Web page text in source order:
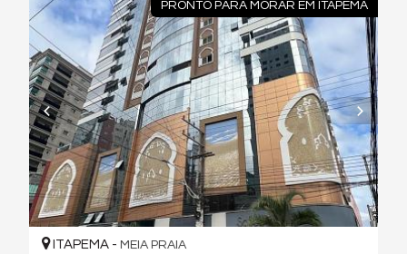
PRONTO PARA MORAR EM ITAPEMA
ITAPEMA - MEIA PRAIA